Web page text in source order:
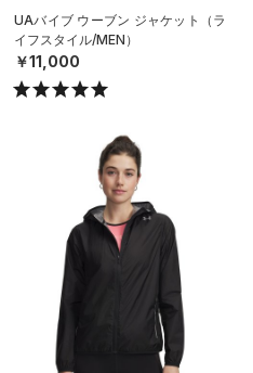
UAバイブ ウーブン ジャケット（ラ
イフスタイル/MEN）
￥11,000